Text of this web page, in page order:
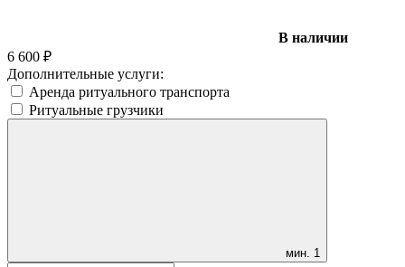
В наличии
6 600 ₽
Дополнительные услуги:
Аренда ритуального транспорта
Ритуальные грузчики
мин. 1